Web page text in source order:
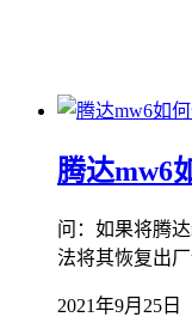
腾达mw6
问：如果将腾
法将其恢复出
2021年9月25日